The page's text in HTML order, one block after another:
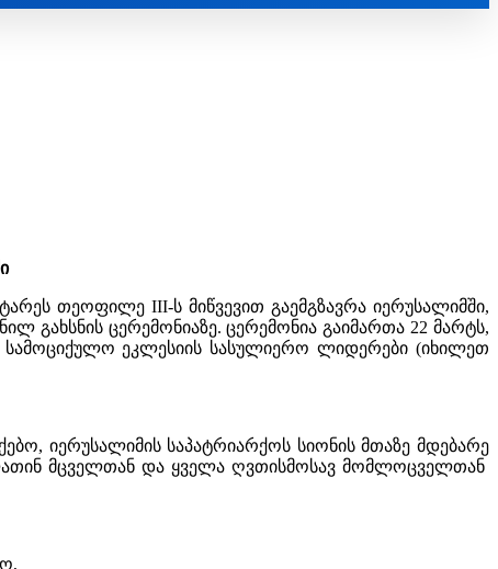
თეოფილე ΙΙΙ-ს მიწვევით გაემგზავრა იერუსალიმში,
გახსნის ცერემონიაზე. ცერემონია გაიმართა 22 მარტს,
ეკლესიის სასულიერო ლიდერები (იხილეთ
იერუსალიმის საპატრიარქოს სიონის მთაზე მდებარე
მცველთან და ყველა ღვთისმოსავ მომლოცველთან